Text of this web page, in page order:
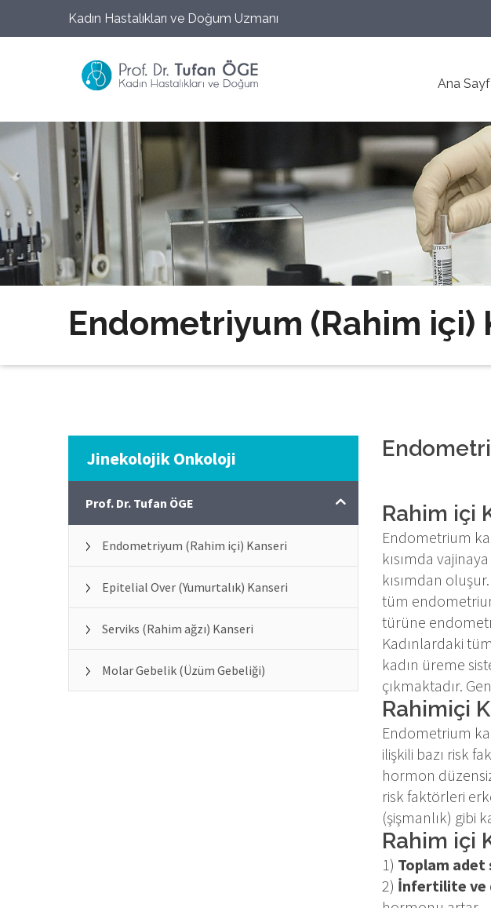
Kadın Hastalıkları ve Doğum Uzmanı
Ana
Endometriyum (Rahim içi)
Jinekolojik Onkoloji
Prof. Dr. Tufan ÖGE
Endometriyum (Rahim içi) Kanseri
Epitelial Over (Yumurtalık) Kanseri
Serviks (Rahim ağzı) Kanseri
Molar Gebelik (Üzüm Gebeliği)
Rahim içi
Endometrium
kısımda
kısımdan
tüm
türüne
Kadınlardaki
kadın üreme
çıkmaktadır.
Rahimiçi
Endometrium
ilişkili bazı risk
hormon
risk faktörleri
(şişmanlık) gibi
Rahim içi
1) Toplam adet
2) İnfertilite ve